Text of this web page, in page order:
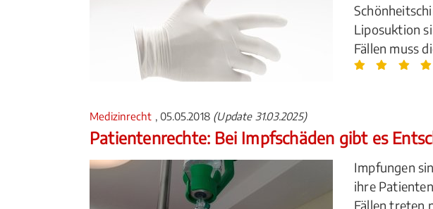
Liposuktion
Fällen muss
Medizinrecht , 05.05.2018 (Update 31.03.2025)
Patientenrechte: Bei Impfschäden gibt es
Impfungen
ihre
Fällen treten